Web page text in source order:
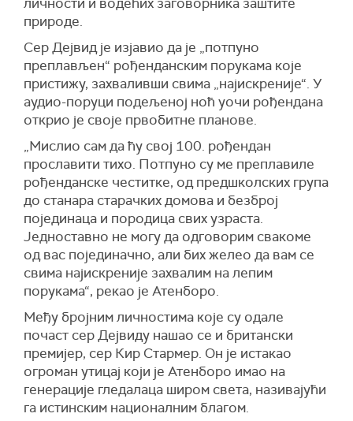
природе.
Сер Дејвид је изјавио да је „потпуно
преплављен“ рођенданским порукама које
пристижу, захваливши свима „најискреније“. У
аудио-поруци подељеној ноћ уочи рођендана
открио је своје првобитне планове.
„Мислио сам да ћу свој 100. рођендан
прославити тихо. Потпуно су ме преплавиле
рођенданске честитке, од предшколских група
до станара старачких домова и безброј
појединаца и породица свих узраста.
Једноставно не могу да одговорим свакоме
од вас појединачно, али бих желео да вам се
свима најискреније захвалим на лепим
порукама“, рекао је Атенборо.
Међу бројним личностима које су одале
почаст сер Дејвиду нашао се и британски
премијер, сер Кир Стармер. Он је истакао
огроман утицај који је Атенборо имао на
генерације гледалаца широм света, називајући
га истинским националним благом.